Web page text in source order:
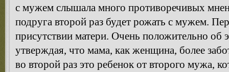
с мужем слышала много противоречивых
подруга второй раз будет рожать с мужем.
присутствии матери. Очень положительно об
утверждая, что мама, как женщина, более
во второй раз это ребенок от второго мужа,